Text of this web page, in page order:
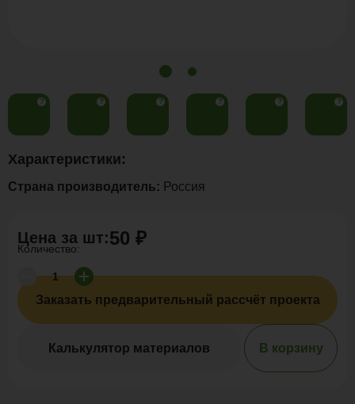
? ? ? ? ? ?
Цена за шт:50 ₽
Количество:
Заказать предварительный рассчёт проекта
Калькулятор материалов В корзину
Характеристики:
Страна производитель: Россия